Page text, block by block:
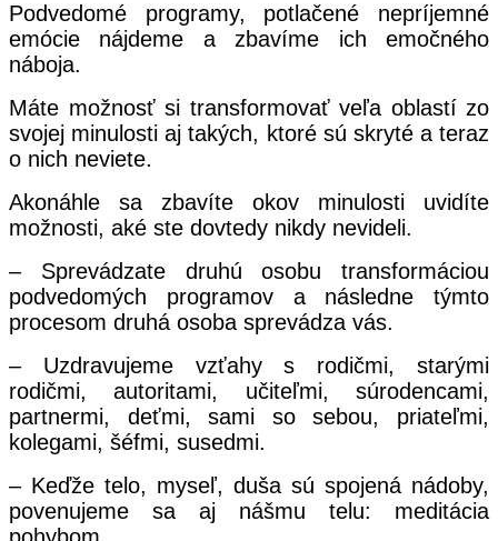
Podvedomé programy, potlačené nepríjemné
emócie nájdeme a zbavíme ich emočného
náboja.
Máte možnosť si transformovať veľa oblastí zo
svojej minulosti aj takých, ktoré sú skryté a teraz
o nich neviete.
Akonáhle sa zbavíte okov minulosti uvidíte
možnosti, aké ste dovtedy nikdy nevideli.
– Sprevádzate druhú osobu transformáciou
podvedomých programov a následne týmto
procesom druhá osoba sprevádza vás.
– Uzdravujeme vzťahy s rodičmi, starými
rodičmi, autoritami, učiteľmi, súrodencami,
partnermi, deťmi, sami so sebou, priateľmi,
kolegami, šéfmi, susedmi.
– Keďže telo, myseľ, duša sú spojená nádoby,
povenujeme sa aj nášmu telu: meditácia